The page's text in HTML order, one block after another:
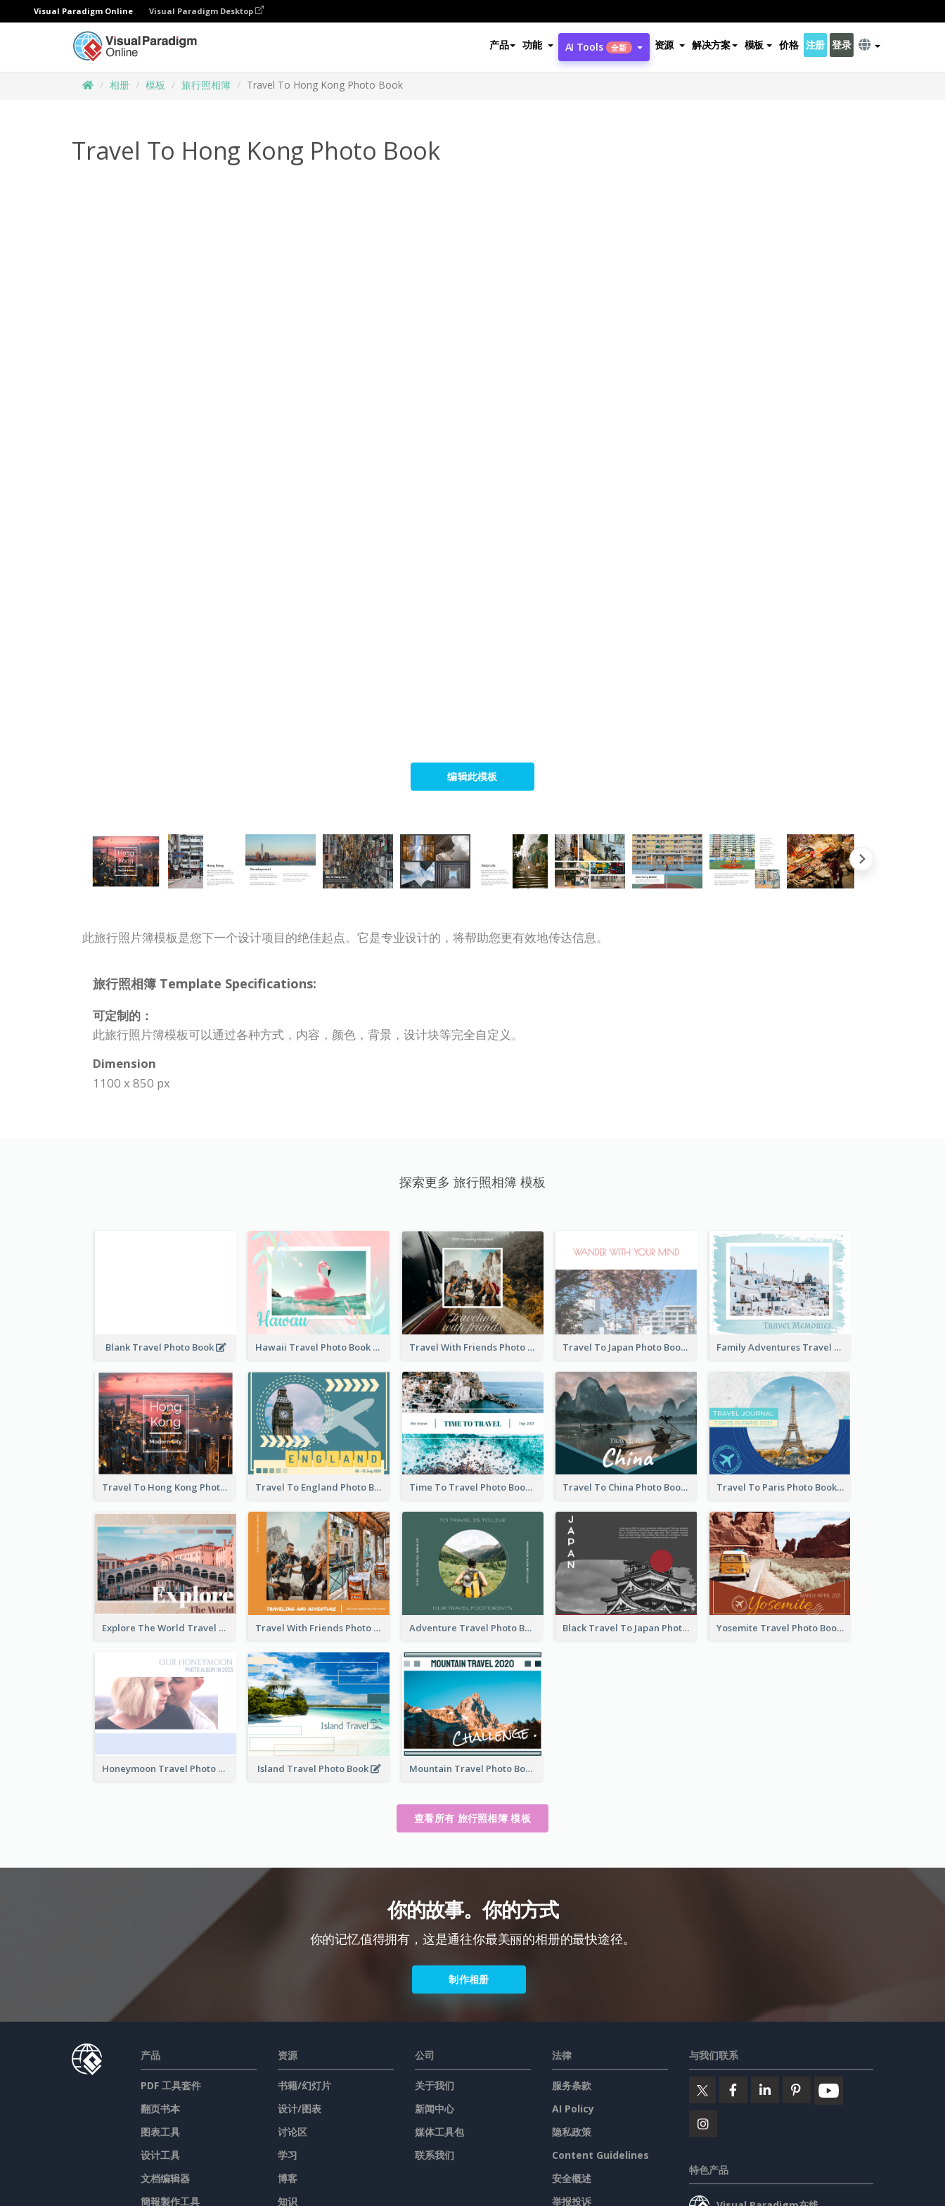
Visual Paradigm Online Visual Paradigm Desktop
产品 功能 AI Tools 全新 资源 解决方案 模板 价格 注册 登录
相册 模板 旅行照相簿 Travel To Hong Kong Photo Book
Travel To Hong Kong Photo Book
编辑此模板
此旅行照片簿模板是您下一个设计项目的绝佳起点。它是专业设计的，将帮助您更有效地传达信息。
旅行照相簿 Template Specifications:
可定制的：
此旅行照片簿模板可以通过各种方式，内容，颜色，背景，设计块等完全自定义。
Dimension
1100 x 850 px
探索更多 旅行照相簿 模板
Blank Travel Photo Book Hawaii Travel Photo Book Travel With Friends Photo Book Travel To Japan Photo Book Family Adventures Travel Photo Book
Travel To Hong Kong Photo Book Travel To England Photo Book Time To Travel Photo Book Travel To China Photo Book Travel To Paris Photo Book
Explore The World Travel Photo Book Travel With Friends Photo Book Adventure Travel Photo Book Black Travel To Japan Photo Book Yosemite Travel Photo Book
Honeymoon Travel Photo Book Island Travel Photo Book Mountain Travel Photo Book
查看所有 旅行照相簿 模板
你的故事。你的方式
你的记忆值得拥有，这是通往你最美丽的相册的最快途径。
制作相册
产品
PDF 工具套件
翻页书本
图表工具
设计工具
文档编辑器
簡報製作工具
资源
书籍/幻灯片
设计/图表
讨论区
学习
博客
知识
公司
关于我们
新闻中心
媒体工具包
联系我们
法律
服务条款
AI Policy
隐私政策
Content Guidelines
安全概述
举报投诉
与我们联系
特色产品